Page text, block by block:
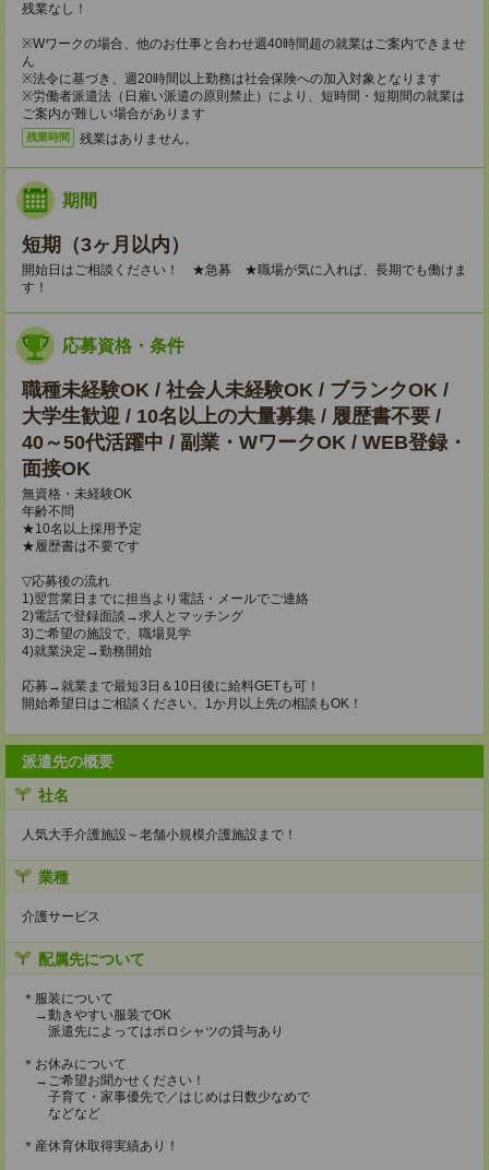
残業なし！
※Wワークの場合、他のお仕事と合わせ週40時間超の就業はご案内できませ
ん
※法令に基づき、週20時間以上勤務は社会保険への加入対象となります
※労働者派遣法（日雇い派遣の原則禁止）により、短時間・短期間の就業は
ご案内が難しい場合があります
残業時間 残業はありません。
期間
短期（3ヶ月以内）
開始日はご相談ください！ ★急募 ★職場が気に入れば、長期でも働けま
す！
応募資格・条件
職種未経験OK / 社会人未経験OK / ブランクOK /
大学生歓迎 / 10名以上の大量募集 / 履歴書不要 /
40～50代活躍中 / 副業・WワークOK / WEB登録・
面接OK
無資格・未経験OK
年齢不問
★10名以上採用予定
★履歴書は不要です
▽応募後の流れ
1)翌営業日までに担当より電話・メールでご連絡
2)電話で登録面談→求人とマッチング
3)ご希望の施設で、職場見学
4)就業決定→勤務開始
応募→就業まで最短3日＆10日後に給料GETも可！
開始希望日はご相談ください。1か月以上先の相談もOK！
派遣先の概要
社名
人気大手介護施設～老舗小規模介護施設まで！
業種
介護サービス
配属先について
＊服装について
→動きやすい服装でOK
派遣先によってはポロシャツの貸与あり
＊お休みについて
→ご希望お聞かせください！
子育て・家事優先で／はじめは日数少なめで
などなど
＊産休育休取得実績あり！